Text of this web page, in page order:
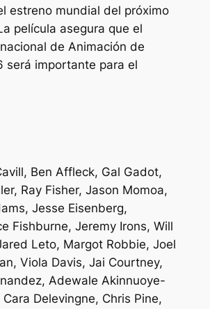
estreno mundial del próximo
película asegura que el
de Animación de
será importante para el
Ben Affleck, Gal Gadot,
Ray Fisher, Jason Momoa,
Jesse Eisenberg,
Fishburne, Jeremy Irons, Will
Leto, Margot Robbie, Joel
Viola Davis, Jai Courtney,
Adewale Akinnuoye-
Delevingne, Chris Pine,